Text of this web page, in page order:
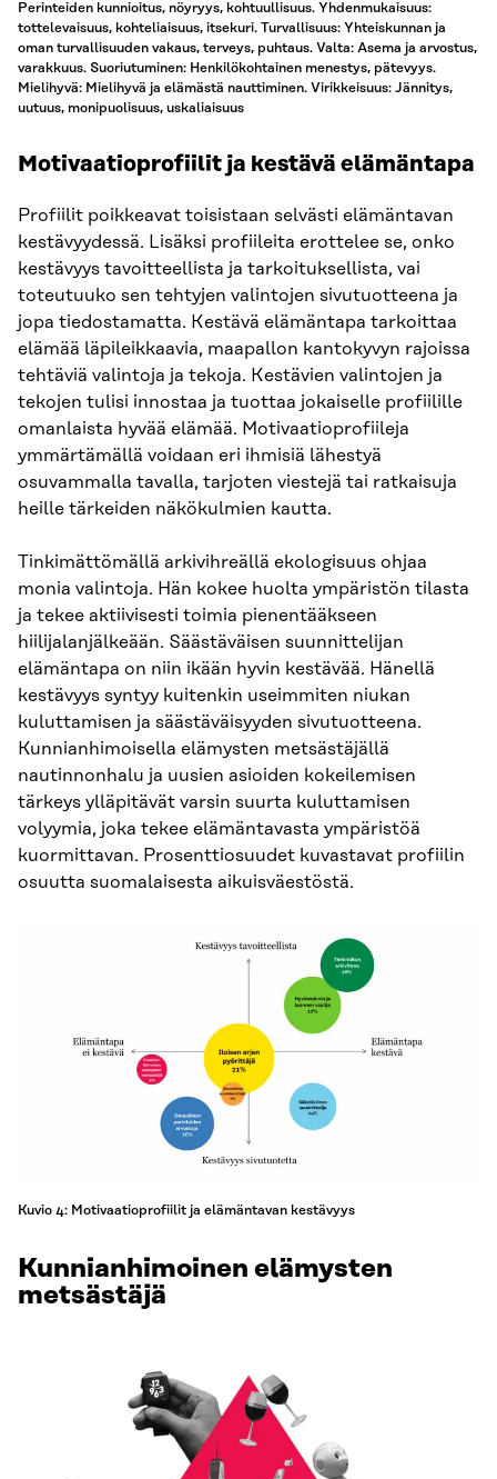
Perinteiden kunnioitus, nöyryys, kohtuullisuus. Yhdenmukaisuus:
tottelevaisuus, kohteliaisuus, itsekuri. Turvallisuus: Yhteiskunnan ja
oman turvallisuuden vakaus, terveys, puhtaus. Valta: Asema ja arvostus,
varakkuus. Suoriutuminen: Henkilökohtainen menestys, pätevyys.
Mielihyvä: Mielihyvä ja elämästä nauttiminen. Virikkeisuus: Jännitys,
uutuus, monipuolisuus, uskaliaisuus
Motivaatioprofiilit ja kestävä elämäntapa
Profiilit poikkeavat toisistaan selvästi elämäntavan
kestävyydessä. Lisäksi profiileita erottelee se, onko
kestävyys tavoitteellista ja tarkoituksellista, vai
toteutuuko sen tehtyjen valintojen sivutuotteena ja
jopa tiedostamatta. Kestävä elämäntapa tarkoittaa
elämää läpileikkaavia, maapallon kantokyvyn rajoissa
tehtäviä valintoja ja tekoja. Kestävien valintojen ja
tekojen tulisi innostaa ja tuottaa jokaiselle profiilille
omanlaista hyvää elämää. Motivaatioprofiileja
ymmärtämällä voidaan eri ihmisiä lähestyä
osuvammalla tavalla, tarjoten viestejä tai ratkaisuja
heille tärkeiden näkökulmien kautta.
Tinkimättömällä arkivihreällä ekologisuus ohjaa
monia valintoja. Hän kokee huolta ympäristön tilasta
ja tekee aktiivisesti toimia pienentääkseen
hiilijalanjälkeään. Säästäväisen suunnittelijan
elämäntapa on niin ikään hyvin kestävää. Hänellä
kestävyys syntyy kuitenkin useimmiten niukan
kuluttamisen ja säästäväisyyden sivutuotteena.
Kunnianhimoisella elämysten metsästäjällä
nautinnonhalu ja uusien asioiden kokeilemisen
tärkeys ylläpitävät varsin suurta kuluttamisen
volyymia, joka tekee elämäntavasta ympäristöä
kuormittavan. Prosenttiosuudet kuvastavat profiilin
osuutta suomalaisesta aikuisväestöstä.
Kuvio 4: Motivaatioprofiilit ja elämäntavan kestävyys
Kunnianhimoinen elämysten
metsästäjä